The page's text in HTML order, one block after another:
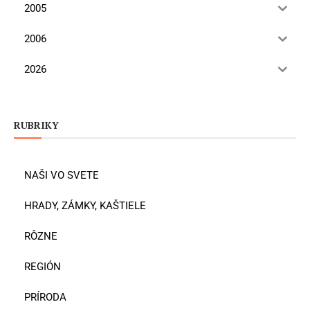
2005
2006
2026
RUBRIKY
NAŠI VO SVETE
HRADY, ZÁMKY, KAŠTIELE
RÔZNE
REGIÓN
PRÍRODA